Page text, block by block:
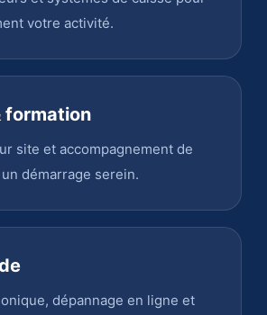
votre activité.
formation
site et accompagnement de
démarrage serein.
dépannage en ligne et